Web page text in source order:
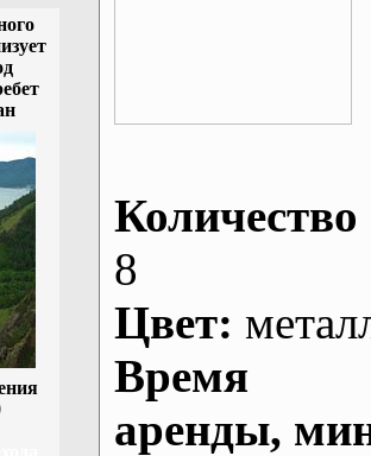
Количество
8
Цвет:
Время
аренды,